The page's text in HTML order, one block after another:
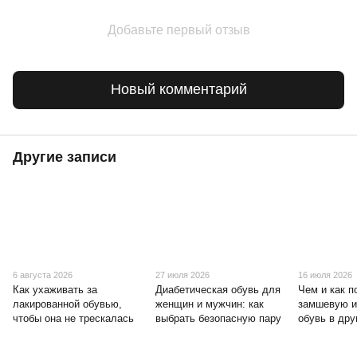
Добавьте первый отзыв
Новый комментарий
Другие записи
6 августа 2026
Как ухаживать за
лакированной обувью,
чтобы она не трескалась
27 июля 2026
Диабетическая обувь для
женщин и мужчин: как
выбрать безопасную пару
16 июля 2026
Чем и как
замшевую
обувь в